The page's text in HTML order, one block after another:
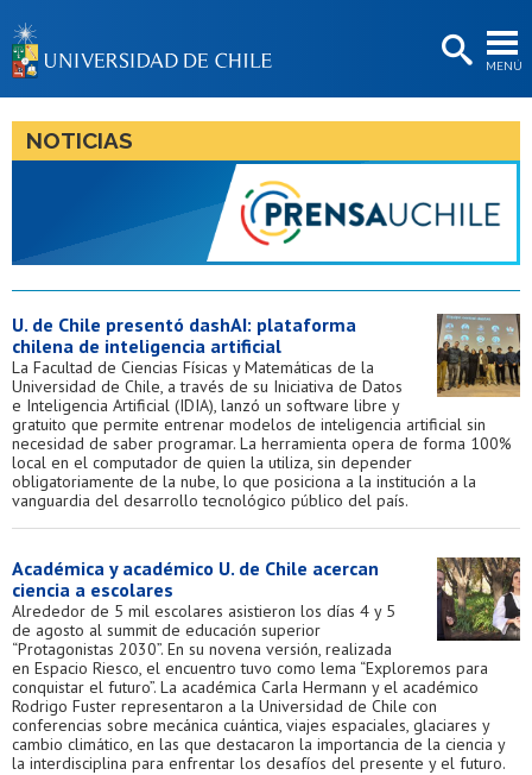
MENÚ
BIBLIOTECAS
LA UNIVERSIDAD
Postulantes
Estudiantes
Académicas/os
Funcionarias/os
Egresadas/os
NOTICIAS
U. de Chile presentó dashAI: plataforma
chilena de inteligencia artificial
La Facultad de Ciencias Físicas y Matemáticas de la
Universidad de Chile, a través de su Iniciativa de Datos
e Inteligencia Artificial (IDIA), lanzó un software libre y
gratuito que permite entrenar modelos de inteligencia artificial sin
necesidad de saber programar. La herramienta opera de forma 100%
local en el computador de quien la utiliza, sin depender
obligatoriamente de la nube, lo que posiciona a la institución a la
vanguardia del desarrollo tecnológico público del país.
Académica y académico U. de Chile acercan
ciencia a escolares
Alrededor de 5 mil escolares asistieron los días 4 y 5
de agosto al summit de educación superior
“Protagonistas 2030”. En su novena versión, realizada
en Espacio Riesco, el encuentro tuvo como lema “Exploremos para
conquistar el futuro”. La académica Carla Hermann y el académico
Rodrigo Fuster representaron a la Universidad de Chile con
conferencias sobre mecánica cuántica, viajes espaciales, glaciares y
cambio climático, en las que destacaron la importancia de la ciencia y
la interdisciplina para enfrentar los desafíos del presente y el futuro.